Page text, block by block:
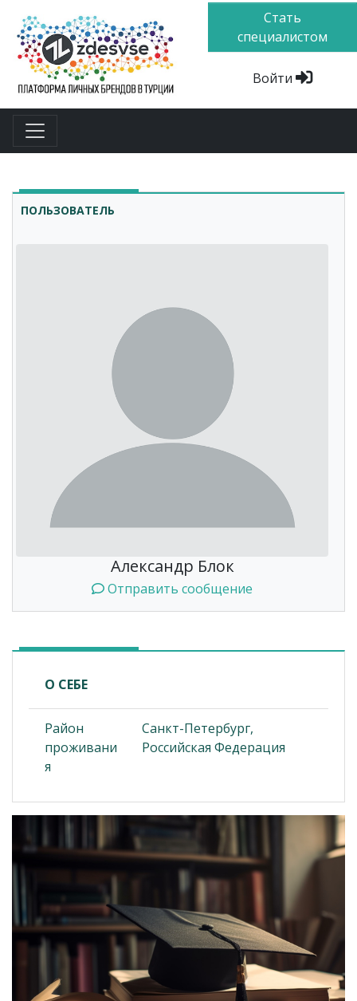
Стать
специалистом
Войти
ПОЛЬЗОВАТЕЛЬ
Александр Блок
Отправить сообщение
О СЕБЕ
Район
проживани
я
Санкт-Петербург,
Российская Федерация